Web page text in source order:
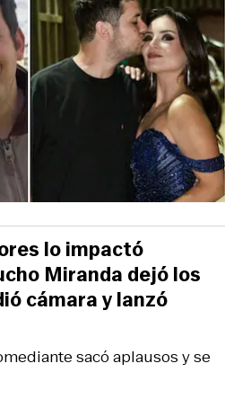
sacó aplausos y se
lo impactó
Miranda dejó los
cámara y lanzó